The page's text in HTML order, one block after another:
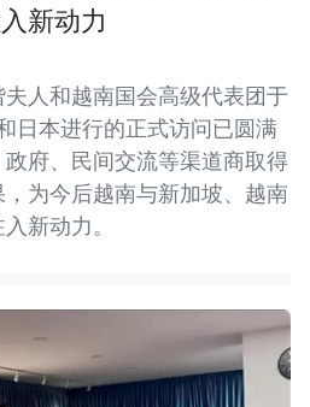
新动力
人和越南国会高级代表团于
日本进行的正式访问已圆满
府、民间交流等渠道商取得
为今后越南与新加坡、越南
新动力。